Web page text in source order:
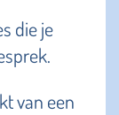
die je
van een